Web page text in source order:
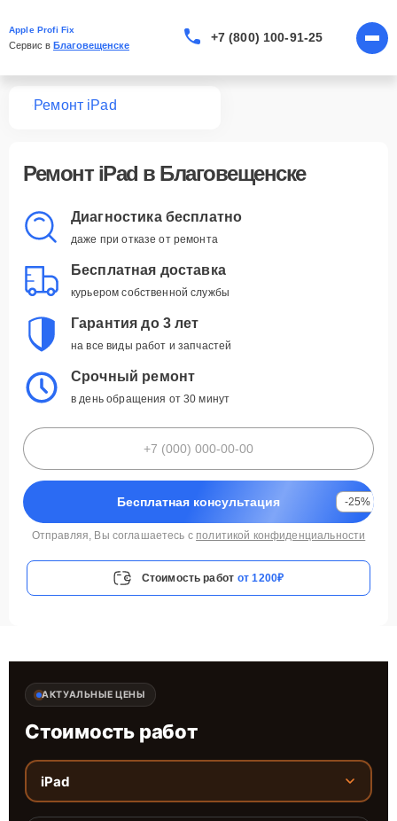
Apple Profi Fix
Сервис в Благовещенске
+7 (800) 100-91-25
Ремонт iPad
Ремонт iPad в Благовещенске
Диагностика бесплатно
даже при отказе от ремонта
Бесплатная доставка
курьером собственной службы
Гарантия до 3 лет
на все виды работ и запчастей
Срочный ремонт
в день обращения от 30 минут
Бесплатная консультация -25%
Отправляя, Вы соглашаетесь с политикой конфиденциальности
Стоимость работ от 1200₽
АКТУАЛЬНЫЕ ЦЕНЫ
Стоимость работ
iPad